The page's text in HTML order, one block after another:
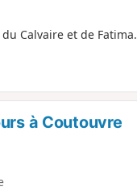
Calvaire et de Fatima.
à Coutouvre